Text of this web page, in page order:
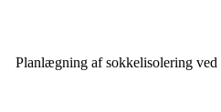
Planlægning af sokkelisolering ved